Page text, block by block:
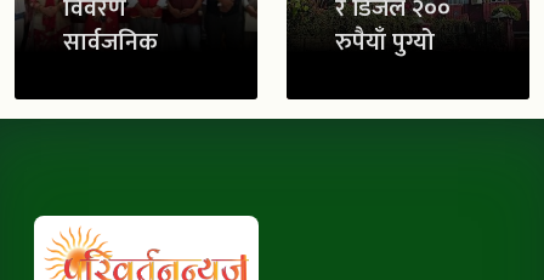
सार्वजनिक
रुपैयाँ पुग्यो